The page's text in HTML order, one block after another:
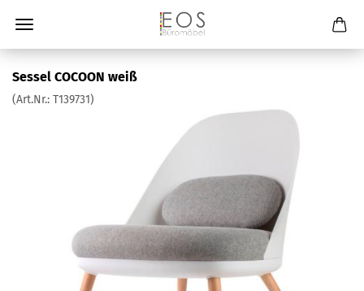
Sessel COCOON weiß
(Art.Nr.: T139731)